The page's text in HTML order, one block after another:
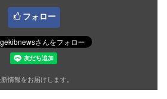
フォロー
情報をお届けします。